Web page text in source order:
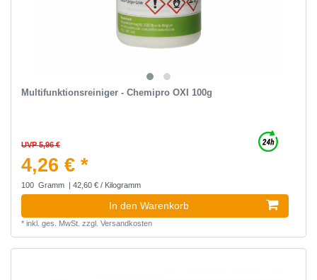
Multifunktionsreiniger - Chemipro OXI 100g
UVP 5,96 €
4,26 € *
100 Gramm | 42,60 € / Kilogramm
In den Warenkorb
* inkl. ges. MwSt. zzgl. Versandkosten